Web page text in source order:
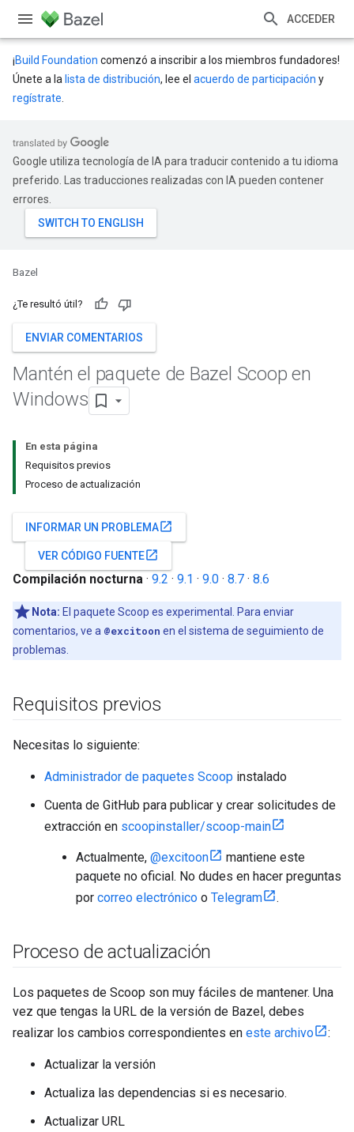
ACCEDER
¡Build Foundation comenzó a inscribir a los miembros fundadores!
Únete a la lista de distribución, lee el acuerdo de participación y
regístrate
Google utiliza tecnología de IA para traducir contenido a tu idioma
preferido. Las traducciones realizadas con IA pueden contener
errores.
Bazel
¿Te resultó útil?
ENVIAR COMENTARIOS
Mantén el paquete de Bazel Scoop en
Windows
En esta página
Requisitos previos
Proceso de actualización
INFORMAR UN PROBLEMAopen_in_new
VER CÓDIGO FUENTEopen_in_new
Compilación nocturna · 9.2 · 9.1 · 9.0 · 8.7 · 8.6
Nota: El paquete Scoop es experimental. Para enviar
comentarios, ve a @excitoon en el sistema de seguimiento de
problemas.
Requisitos previos
Necesitas lo siguiente:
Administrador de paquetes Scoop instalado
Cuenta de GitHub para publicar y crear solicitudes de
extracción en scoopinstaller/scoop-main
Actualmente, @excitoon
mantiene este
paquete no oficial. No dudes en hacer preguntas
por correo electrónico o Telegram .
Proceso de actualización
Los paquetes de Scoop son muy fáciles de mantener. Una
vez que tengas la URL de la versión de Bazel, debes
realizar los cambios correspondientes en este archivo :
Actualizar la versión
Actualiza las dependencias si es necesario.
Actualizar URL